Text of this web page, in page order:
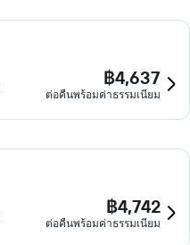
฿4,637
ต่อคืนพร้อมค่าธรรมเนียม
฿4,742
ต่อคืนพร้อมค่าธรรมเนียม